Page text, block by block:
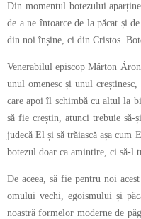
Din momentul botezului
de a ne întoarce de la păcat și
din noi înșine, ci din Cristos.
Venerabilul episcop Márton
unul omenesc și unul
care apoi îl schimbă cu altul la
să fie creștin, atunci trebuie să-
judecă El și să trăiască așa cum
botezul doar ca amintire, ci să-l
De aceea, să fie pentru noi
omului vechi, egoismului și
noastră formelor moderne de